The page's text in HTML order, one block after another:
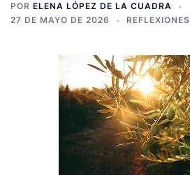
POR ELENA LÓPEZ DE LA CUADRA
27 DE MAYO DE 2026
REFLEXIONES